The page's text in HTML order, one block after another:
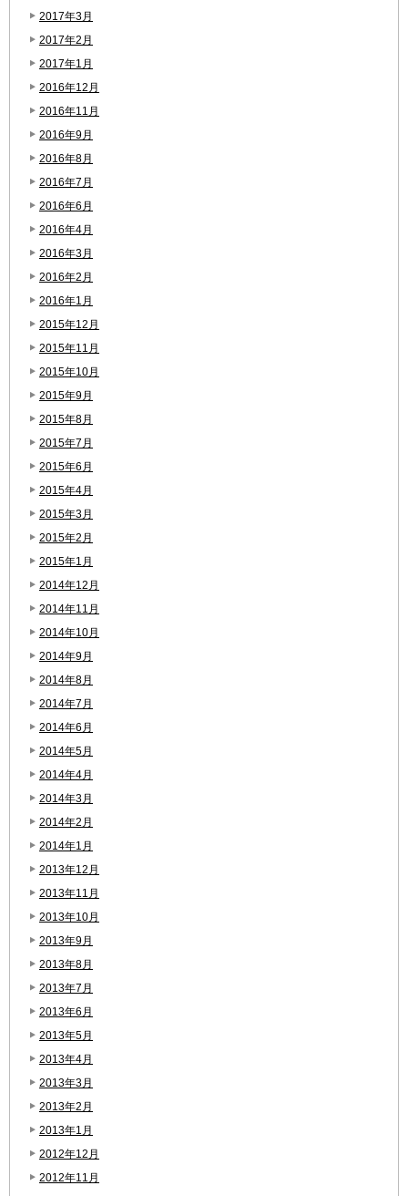
2017年3月
2017年2月
2017年1月
2016年12月
2016年11月
2016年9月
2016年8月
2016年7月
2016年6月
2016年4月
2016年3月
2016年2月
2016年1月
2015年12月
2015年11月
2015年10月
2015年9月
2015年8月
2015年7月
2015年6月
2015年4月
2015年3月
2015年2月
2015年1月
2014年12月
2014年11月
2014年10月
2014年9月
2014年8月
2014年7月
2014年6月
2014年5月
2014年4月
2014年3月
2014年2月
2014年1月
2013年12月
2013年11月
2013年10月
2013年9月
2013年8月
2013年7月
2013年6月
2013年5月
2013年4月
2013年3月
2013年2月
2013年1月
2012年12月
2012年11月